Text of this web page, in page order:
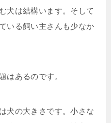
犬は結構います。そして
いる飼い主さんも少なか
はあるのです。
犬の大きさです。小さな